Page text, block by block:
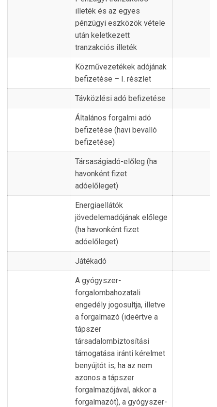
illeték és az egyes
pénzügyi eszközök vétele
után keletkezett
tranzakciós illeték
Közművezetékek adójának
befizetése – I. részlet
Távközlési adó befizetése
Általános forgalmi adó
befizetése (havi bevalló
befizetése)
Társaságiadó-előleg (ha
havonként fizet
adóelőleget)
Energiaellátók
jövedelemadójának előlege
(ha havonként fizet
adóelőleget)
Játékadó
A gyógyszer-
forgalombahozatali
engedély jogosultja, illetve
a forgalmazó (ideértve a
tápszer
társadalombiztosítási
támogatása iránti kérelmet
benyújtót is, ha az nem
azonos a tápszer
forgalmazójával, akkor a
forgalmazót), a gyógyszer-